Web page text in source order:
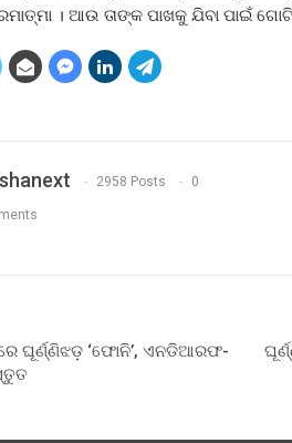
। ଆଉ ତାଙ୍କ ପାଖକୁ ଯିବା ପାଇଁ ଗୋଟିଏ
2958 Posts 0
ଘୂର୍ଣ୍ଣିଝଡ଼ ‘ଫୋନି’, ଏନଡିଆରଫ-